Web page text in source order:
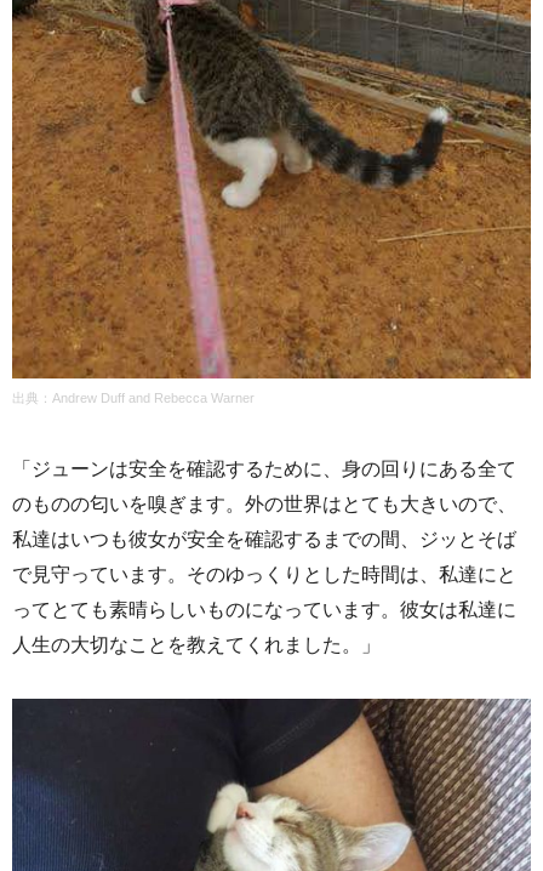
出典：Andrew Duff and Rebecca Warner
「ジューンは安全を確認するために、身の回りにある全て
のものの匂いを嗅ぎます。外の世界はとても大きいので、
私達はいつも彼女が安全を確認するまでの間、ジッとそば
で見守っています。そのゆっくりとした時間は、私達にと
ってとても素晴らしいものになっています。彼女は私達に
人生の大切なことを教えてくれました。」